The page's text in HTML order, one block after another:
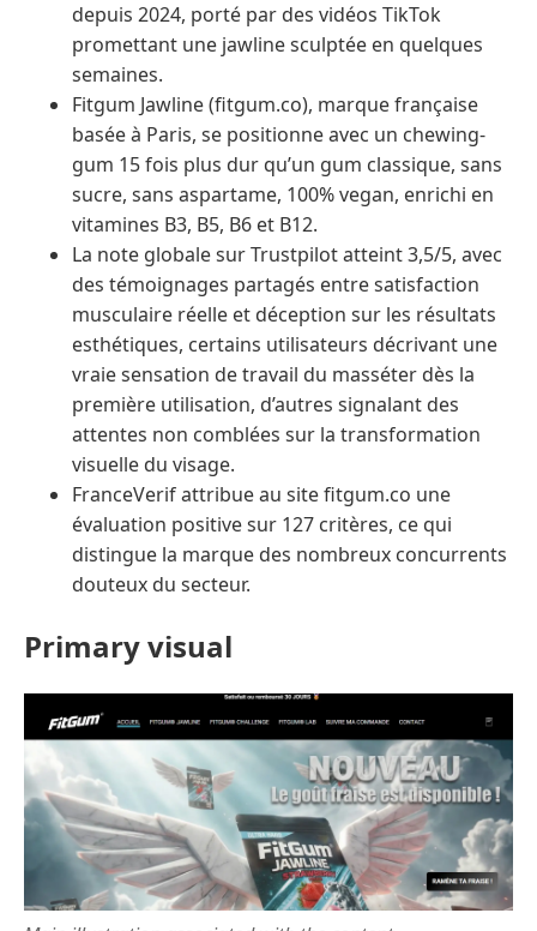
depuis 2024, porté par des vidéos TikTok
promettant une jawline sculptée en quelques
semaines.
Fitgum Jawline (fitgum.co), marque française
basée à Paris, se positionne avec un chewing-
gum 15 fois plus dur qu’un gum classique, sans
sucre, sans aspartame, 100% vegan, enrichi en
vitamines B3, B5, B6 et B12.
La note globale sur Trustpilot atteint 3,5/5, avec
des témoignages partagés entre satisfaction
musculaire réelle et déception sur les résultats
esthétiques, certains utilisateurs décrivant une
vraie sensation de travail du masséter dès la
première utilisation, d’autres signalant des
attentes non comblées sur la transformation
visuelle du visage.
FranceVerif attribue au site fitgum.co une
évaluation positive sur 127 critères, ce qui
distingue la marque des nombreux concurrents
douteux du secteur.
Primary visual